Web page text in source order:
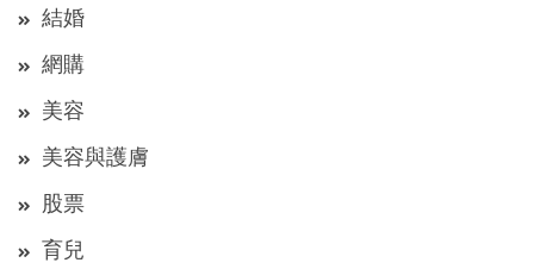
結婚
網購
美容
美容與護膚
股票
育兒